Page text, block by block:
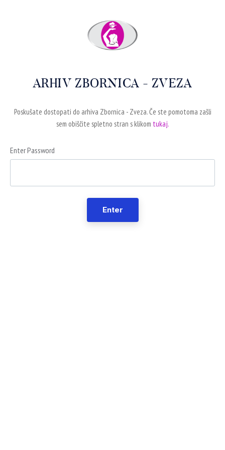
ARHIV ZBORNICA - ZVEZA
Poskušate dostopati do arhiva Zbornica - Zveza. Če ste pomotoma zašli
sem obiščite spletno stran s klikom tukaj.
Enter Password
Enter